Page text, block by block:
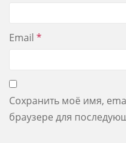
Email *
Сохранить моё имя,
браузере для